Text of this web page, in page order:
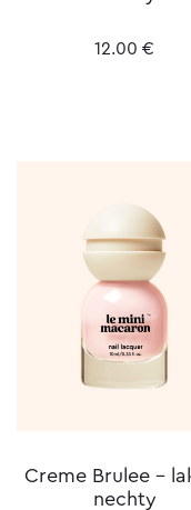
12.00 €
Creme Brulee –
nechty